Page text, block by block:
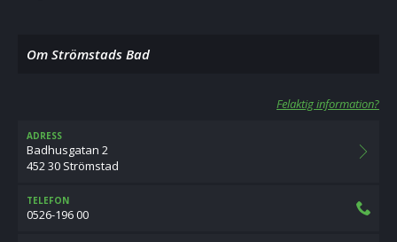
Om Strömstads Bad
Felaktig information?
ADRESS
Badhusgatan 2
452 30 Strömstad
TELEFON
0526-196 00